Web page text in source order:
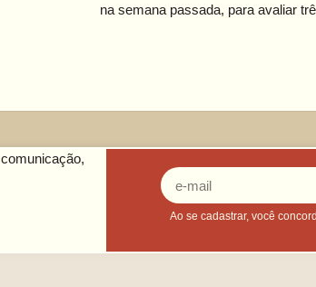
na semana passada, para avaliar
Ao se cadastrar, você